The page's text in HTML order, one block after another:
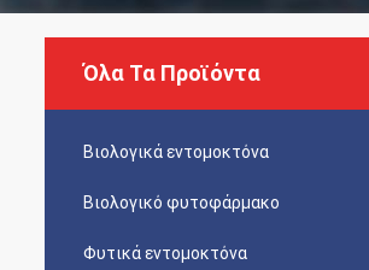
Όλα Τα Προϊόντα
Βιολογικά εντομοκτόνα
Βιολογικό φυτοφάρμακο
Φυτικά εντομοκτόνα